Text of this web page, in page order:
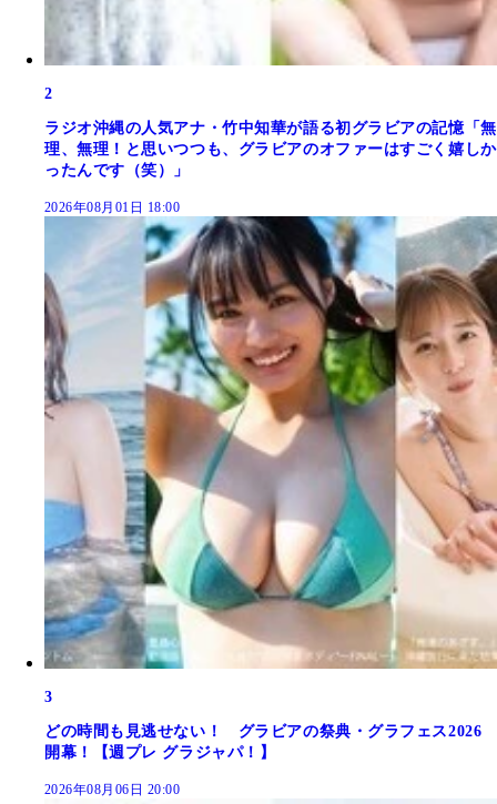
2
ラジオ沖縄の人気アナ・竹中知華が語る初グラビアの記憶「無
理、無理！と思いつつも、グラビアのオファーはすごく嬉しか
ったんです（笑）」
2026年08月01日 18:00
3
どの時間も見逃せない！ グラビアの祭典・グラフェス2026
開幕！【週プレ グラジャパ！】
2026年08月06日 20:00